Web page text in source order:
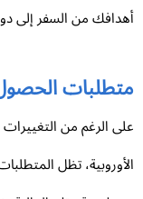
من السفر إلى
الحصول
الرغم من التغييرات
تظل المتطلبات